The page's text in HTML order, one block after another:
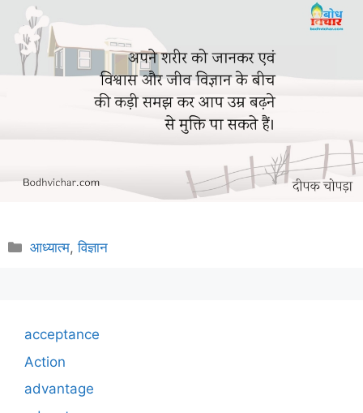
Categories
आध्यात्म,विज्ञान
acceptance
Action
advantage